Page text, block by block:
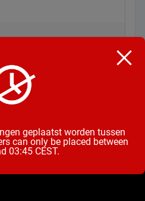
geplaatst worden tussen
can only be placed between
03:45 CEST.